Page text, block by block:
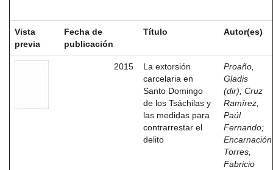
Vista
previa
Fecha de
publicación
Título Autor(es)
2015
La extorsión
carcelaria en
Santo Domingo
de los Tsáchilas y
las medidas para
contrarrestar el
delito
Proaño,
Gladis
(dir); Cruz
Ramírez,
Paúl
Fernando;
Encarnación
Torres,
Fabricio